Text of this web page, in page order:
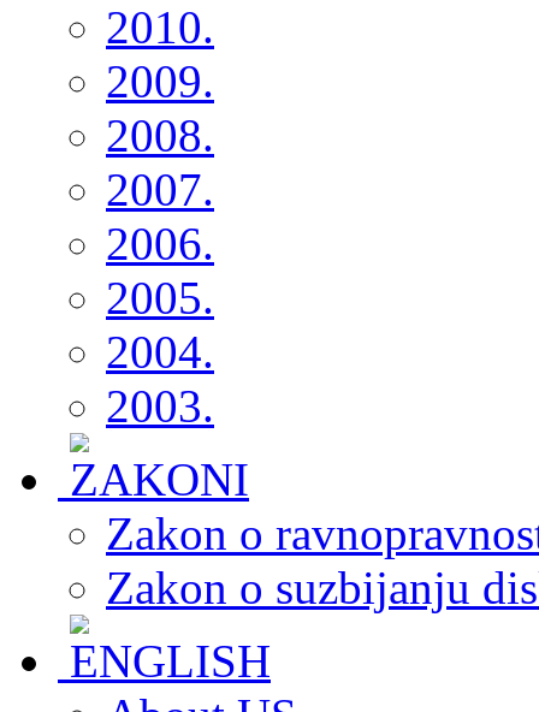
2010.
2009.
2008.
2007.
2006.
2005.
2004.
2003.
Zakon o
Zakon o suzbijanju